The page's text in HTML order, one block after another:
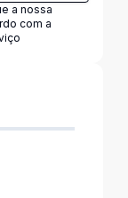
a nossa
com a